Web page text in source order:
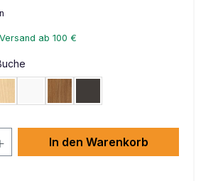
ab 100 €
In den Warenkorb